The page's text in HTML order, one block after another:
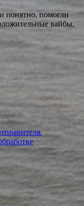
понятно, помогли
вайбы,